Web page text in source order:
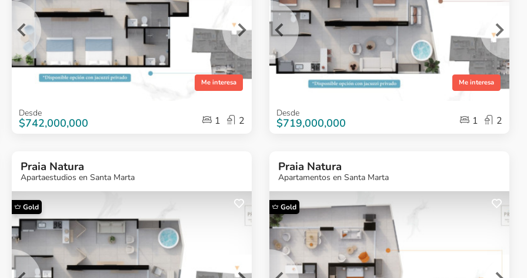
Me interesa
Item
Desde
$742,000,000 1 2
Me interesa
información?
Ver Proyecto
Item
Desde
$719,000,000 1 2
Praia Natura
Apartaestudios en Santa Marta
Gold
Praia Natura
Apartamentos en Santa Marta
Gold
¿Quieres más
información?